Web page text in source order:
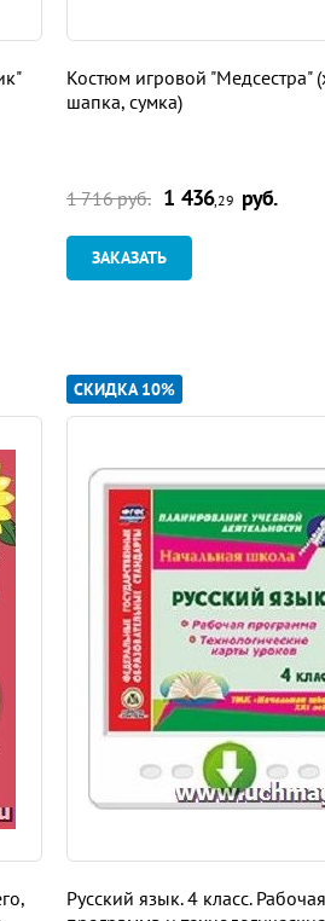
Костюм игровой "Медсестра"
шапка, сумка)
1 716 руб. 1 436,29 руб.
ЗАКАЗАТЬ
СКИДКА 10%
Русский язык. 4 класс. Рабочая